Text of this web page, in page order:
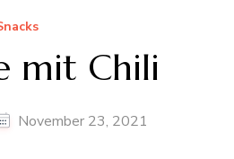
mit Chili
November 23, 2021